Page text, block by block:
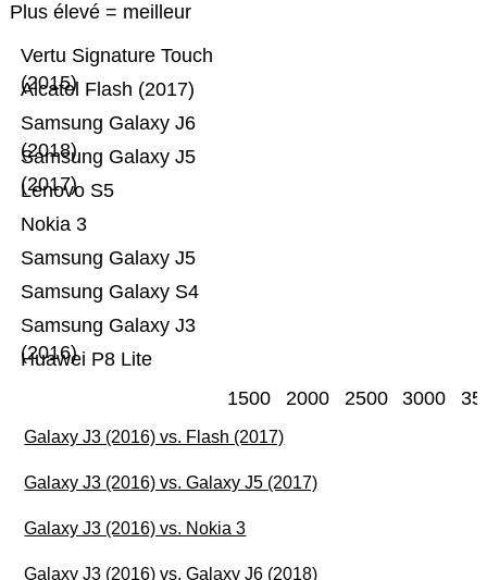
Plus élevé = meilleur
Huawei P8 Lite
Samsung Galaxy J3
(2016)
Samsung Galaxy S4
Samsung Galaxy J5
Nokia 3
Lenovo S5
Samsung Galaxy J5
(2017)
Samsung Galaxy J6
(2018)
Alcatel Flash (2017)
Vertu Signature Touch
(2015)
1500 2000 2500 3000
Galaxy J3 (2016) vs. Flash (2017)
Galaxy J3 (2016) vs. Galaxy J5 (2017)
Galaxy J3 (2016) vs. Nokia 3
Galaxy J3 (2016) vs. Galaxy J6 (2018)